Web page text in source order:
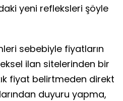
yeni refleksleri şöyle
sebebiyle fiyatların
ilan sitelerinden bir
fiyat belirtmeden direkt
duyuru yapma,